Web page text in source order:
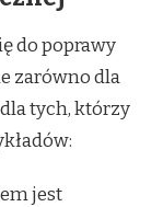
do poprawy
zarówno dla
tych, którzy
jest